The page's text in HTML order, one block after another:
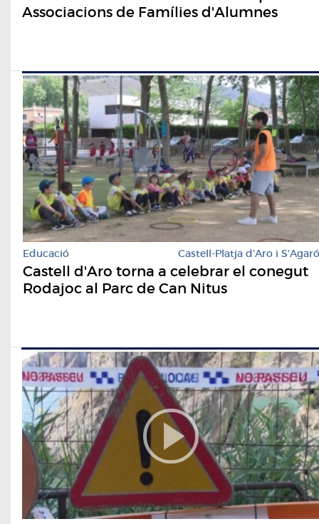
Associacions de Famílies d'Alumnes
Educació Castell-Platja d'Aro i S'Agaró
Castell d'Aro torna a celebrar el conegut
Rodajoc al Parc de Can Nitus